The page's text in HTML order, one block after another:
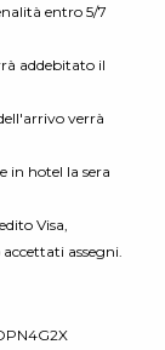
entro 5/7
addebitato il
verrà
in hotel la sera
Visa,
assegni.